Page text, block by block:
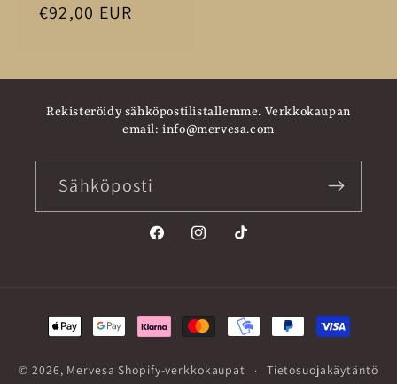
Normaalihinta
€92,00 EUR
Rekisteröidy sähköpostilistallemme. Verkkokaupan
email: info@mervesa.com
Sähköposti
FacebookInstagramTikTok
Maksutavat
© 2026, Mervesa Shopify-verkkokaupat Tietosuojakäytäntö